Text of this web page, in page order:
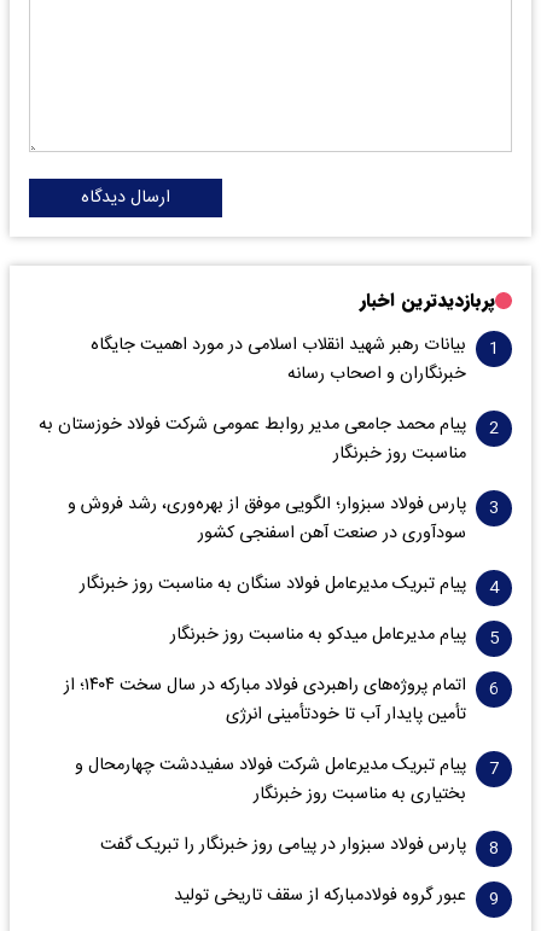
ارسال دیدگاه
پربازدیدترین اخبار
بیانات رهبر شهید انقلاب اسلامی در مورد اهمیت جایگاه
خبرنگاران و اصحاب رسانه
پیام محمد جامعی مدیر روابط عمومی شرکت فولاد خوزستان به
مناسبت روز خبرنگار
پارس فولاد سبزوار؛ الگویی موفق از بهره‌وری، رشد فروش و
سود‌آوری در صنعت آهن اسفنجی کشور
پیام تبریک مدیرعامل فولاد سنگان به مناسبت روز خبرنگار
پیام مدیرعامل میدکو به مناسبت روز خبرنگار
اتمام پروژه‌های راهبردی فولاد مبارکه در سال سخت ۱۴۰۴؛ از
تأمین پایدار آب تا خودتأمینی انرژی
پیام تبریک مدیرعامل شرکت فولاد سفیددشت چهارمحال و
بختیاری به مناسبت روز خبرنگار
پارس فولاد سبزوار در پیامی روز خبرنگار را تبریک گفت
عبور گروه فولادمبارکه از سقف تاریخی تولید